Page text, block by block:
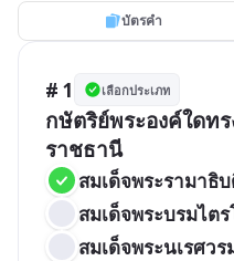
บัตรคำ
# 1 เลือกประเภท
กษัตริย์พระองค์ใดท
ราชธานี
สมเด็จพระรามาธิ
สมเด็จพระบรมไต
สมเด็จพระนเรศว